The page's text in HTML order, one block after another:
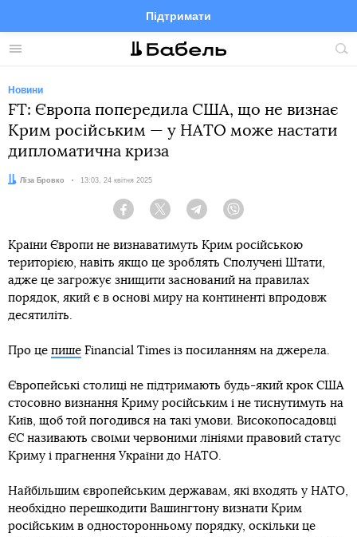
Меню
Підтримати
FacebookTelegramTwitter
Новини
FT: Європа попередила США, що не визнає
Крим російським — у НАТО може настати
дипломатична криза
Автор:
Ліза Бровко Дата:
13:03, 24 квітня 2025
Facebook Twitter Telegram
Країни Європи не визнаватимуть Крим російською
територією, навіть якщо це зроблять Сполучені Штати,
адже це загрожує знищити заснований на правилах
порядок, який є в основі миру на континенті впродовж
десятиліть.
Про це пише Financial Times із посиланням на джерела.
Європейські столиці не підтримають будь-який крок США
стосовно визнання Криму російським і не тиснутимуть на
Київ, щоб той погодився на такі умови. Високопосадовці
ЄС називають своїми червоними лініями правовий статус
Криму і прагнення України до НАТО.
Найбільшим європейським державам, які входять у НАТО,
необхідно перешкодити Вашингтону визнати Крим
російським в односторонньому порядку, оскільки це